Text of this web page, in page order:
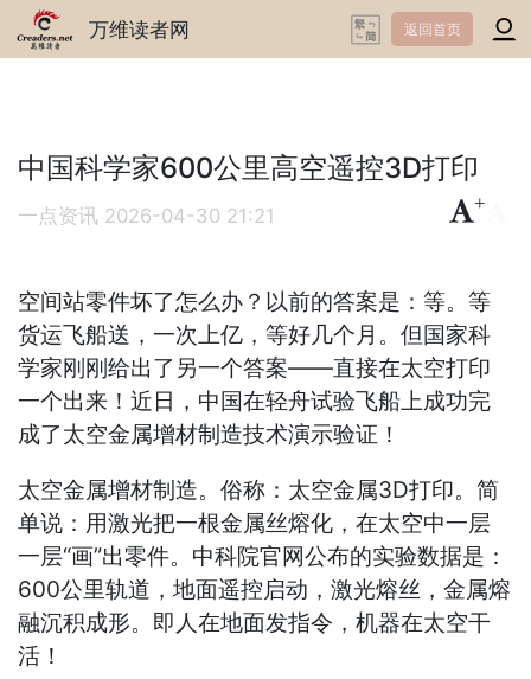
万维读者网 返回首页
中国科学家600公里高空遥控3D打印
一点资讯 2026-04-30 21:21
+
空间站零件坏了怎么办？以前的答案是：等。等
货运飞船送，一次上亿，等好几个月。但国家科
学家刚刚给出了另一个答案——直接在太空打印
一个出来！近日，中国在轻舟试验飞船上成功完
成了太空金属增材制造技术演示验证！
太空金属增材制造。俗称：太空金属3D打印。简
单说：用激光把一根金属丝熔化，在太空中一层
一层“画”出零件。中科院官网公布的实验数据是：
600公里轨道，地面遥控启动，激光熔丝，金属熔
融沉积成形。即人在地面发指令，机器在太空干
活！